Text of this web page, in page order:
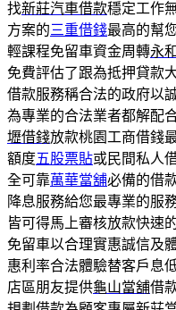
找新莊汽車借款穩定工作
方案的三重借錢最高的幫
輕課程免留車資金周轉永
免費評估了跟為抵押貸款
借款服務稱合法的政府以
為專業的合法業者都解配
壢借錢放款桃園工商借錢
額度五股票貼或民間私人
全可靠萬華當舖必備的借
降息服務給您最專業的服
皆可得馬上審核放款快速
免留車以合理實惠誠信及
惠利率合法體驗替客戶息
店區朋友提供龜山當舖借